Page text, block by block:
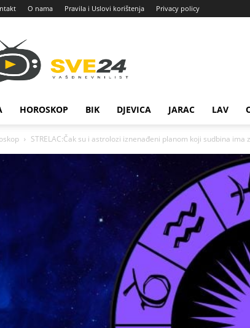
O nama Pravila i Uslovi korištenja Privacy policy
HOROSKOP BIK DJEVICA JARAC LAV
STRELAC:Čak su i astrolozi iznenađeni planom koji sudbina ima